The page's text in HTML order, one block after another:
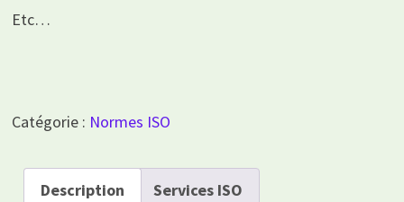
Etc…
Catégorie : Normes ISO
Description Services ISO